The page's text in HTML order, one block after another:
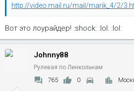
http://video.mail.ru/mail/marik_4/2/
Вот это лоурайдер! :shock: :lol: :lol:
Johnny88
Рулевая по Линкольнам
765 0